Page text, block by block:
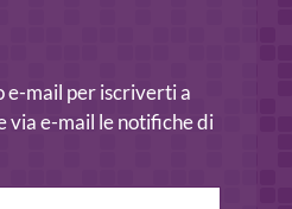
e-mail per iscriverti a
via e-mail le notifiche di